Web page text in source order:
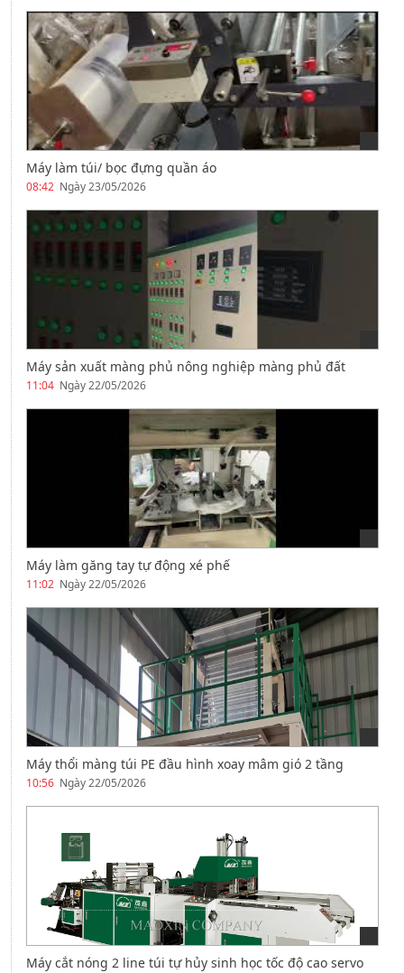
Máy làm túi/ bọc đựng quần áo
08:42 Ngày 23/05/2026
Máy sản xuất màng phủ nông nghiệp màng phủ đất
11:04 Ngày 22/05/2026
Máy làm găng tay tự động xé phế
11:02 Ngày 22/05/2026
Máy thổi màng túi PE đầu hình xoay mâm gió 2 tầng
10:56 Ngày 22/05/2026
Máy cắt nóng 2 line túi tự hủy sinh học tốc độ cao servo